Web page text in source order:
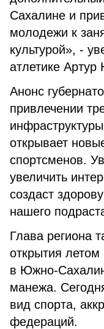
Сахалине и
молодежи к
культурой», -
атлетике Артур
Анонс
привлечении
открывает
спортсменов.
увеличить
создаст
нашего
Глава региона
открытия летом
в Южно-
манежа.
вид спорта,
федераций.